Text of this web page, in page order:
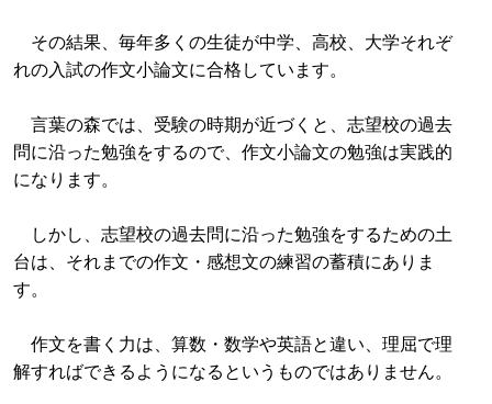
その結果、毎年多くの生徒が中学、高校、大学それぞ
れの入試の作文小論文に合格しています。
言葉の森では、受験の時期が近づくと、志望校の過去
問に沿った勉強をするので、作文小論文の勉強は実践的
になります。
しかし、志望校の過去問に沿った勉強をするための土
台は、それまでの作文・感想文の練習の蓄積にありま
す。
作文を書く力は、算数・数学や英語と違い、理屈で理
解すればできるようになるというものではありません。